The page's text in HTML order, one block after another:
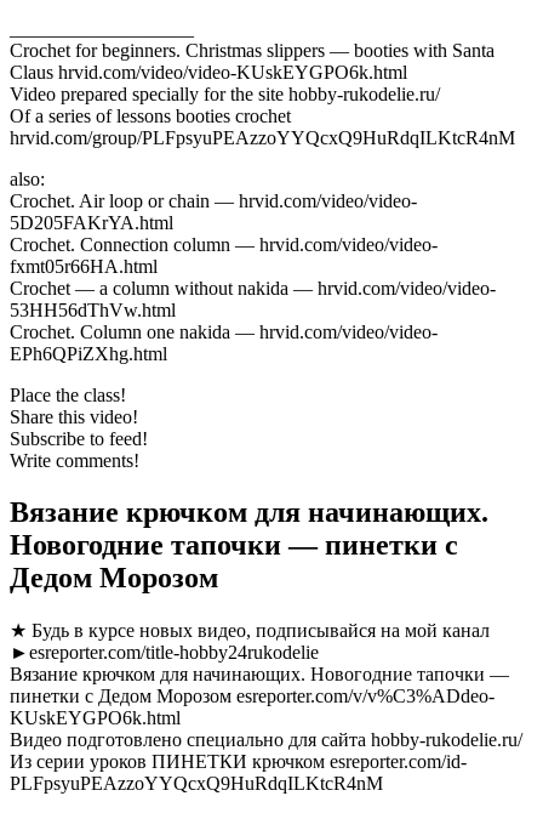
Crochet for beginners. Christmas slippers — booties with Santa
Claus hrvid.com/video/video-KUskEYGPO6k.html
Video prepared specially for the site hobby-rukodelie.ru/
Of a series of lessons booties crochet
hrvid.com/group/PLFpsyuPEAzzoYYQcxQ9HuRdqILKtcR4nM
also:
Crochet. Air loop or chain — hrvid.com/video/video-
5D205FAKrYA.html
Crochet. Connection column — hrvid.com/video/video-
fxmt05r66HA.html
Crochet — a column without nakida — hrvid.com/video/video-
53HH56dThVw.html
Crochet. Column one nakida — hrvid.com/video/video-
EPh6QPiZXhg.html
Place the class!
Share this video!
Subscribe to feed!
Write comments!
Вязание крючком для начинающих.
Новогодние тапочки — пинетки с
Дедом Морозом
★ Будь в курсе новых видео, подписывайся на мой канал
►esreporter.com/title-hobby24rukodelie
Вязание крючком для начинающих. Новогодние тапочки —
пинетки с Дедом Морозом esreporter.com/v/v%C3%ADdeo-
KUskEYGPO6k.html
Видео подготовлено специально для сайта hobby-rukodelie.ru/
Из серии уроков ПИНЕТКИ крючком esreporter.com/id-
PLFpsyuPEAzzoYYQcxQ9HuRdqILKtcR4nM